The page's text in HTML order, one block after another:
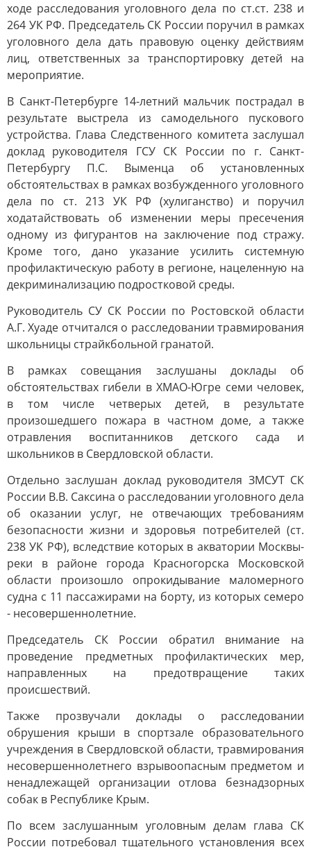
ходе расследования уголовного дела по ст.ст. 238 и
264 УК РФ. Председатель СК России поручил в рамках
уголовного дела дать правовую оценку действиям
лиц, ответственных за транспортировку детей на
мероприятие.
В Санкт-Петербурге 14-летний мальчик пострадал в
результате выстрела из самодельного пускового
устройства. Глава Следственного комитета заслушал
доклад руководителя ГСУ СК России по г. Санкт-
Петербургу П.С. Выменца об установленных
обстоятельствах в рамках возбужденного уголовного
дела по ст. 213 УК РФ (хулиганство) и поручил
ходатайствовать об изменении меры пресечения
одному из фигурантов на заключение под стражу.
Кроме того, дано указание усилить системную
профилактическую работу в регионе, нацеленную на
декриминализацию подростковой среды.
Руководитель СУ СК России по Ростовской области
А.Г. Хуаде отчитался о расследовании травмирования
школьницы страйкбольной гранатой.
В рамках совещания заслушаны доклады об
обстоятельствах гибели в ХМАО-Югре семи человек,
в том числе четверых детей, в результате
произошедшего пожара в частном доме, а также
отравления воспитанников детского сада и
школьников в Свердловской области.
Отдельно заслушан доклад руководителя ЗМСУТ СК
России В.В. Саксина о расследовании уголовного дела
об оказании услуг, не отвечающих требованиям
безопасности жизни и здоровья потребителей (ст.
238 УК РФ), вследствие которых в акватории Москвы-
реки в районе города Красногорска Московской
области произошло опрокидывание маломерного
судна с 11 пассажирами на борту, из которых семеро
- несовершеннолетние.
Председатель СК России обратил внимание на
проведение предметных профилактических мер,
направленных на предотвращение таких
происшествий.
Также прозвучали доклады о расследовании
обрушения крыши в спортзале образовательного
учреждения в Свердловской области, травмирования
несовершеннолетнего взрывоопасным предметом и
ненадлежащей организации отлова безнадзорных
собак в Республике Крым.
По всем заслушанным уголовным делам глава СК
России потребовал тщательного установления всех